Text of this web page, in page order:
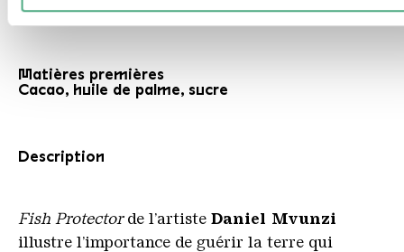
données que vous leur avez fournies ou qu'ils ont collectées
2023
Matières premières
Cacao, huile de palme, sucre
Description
Fish Protectorde l’artiste Daniel Mvunzi
illustre l’importance de guérir la terre qui